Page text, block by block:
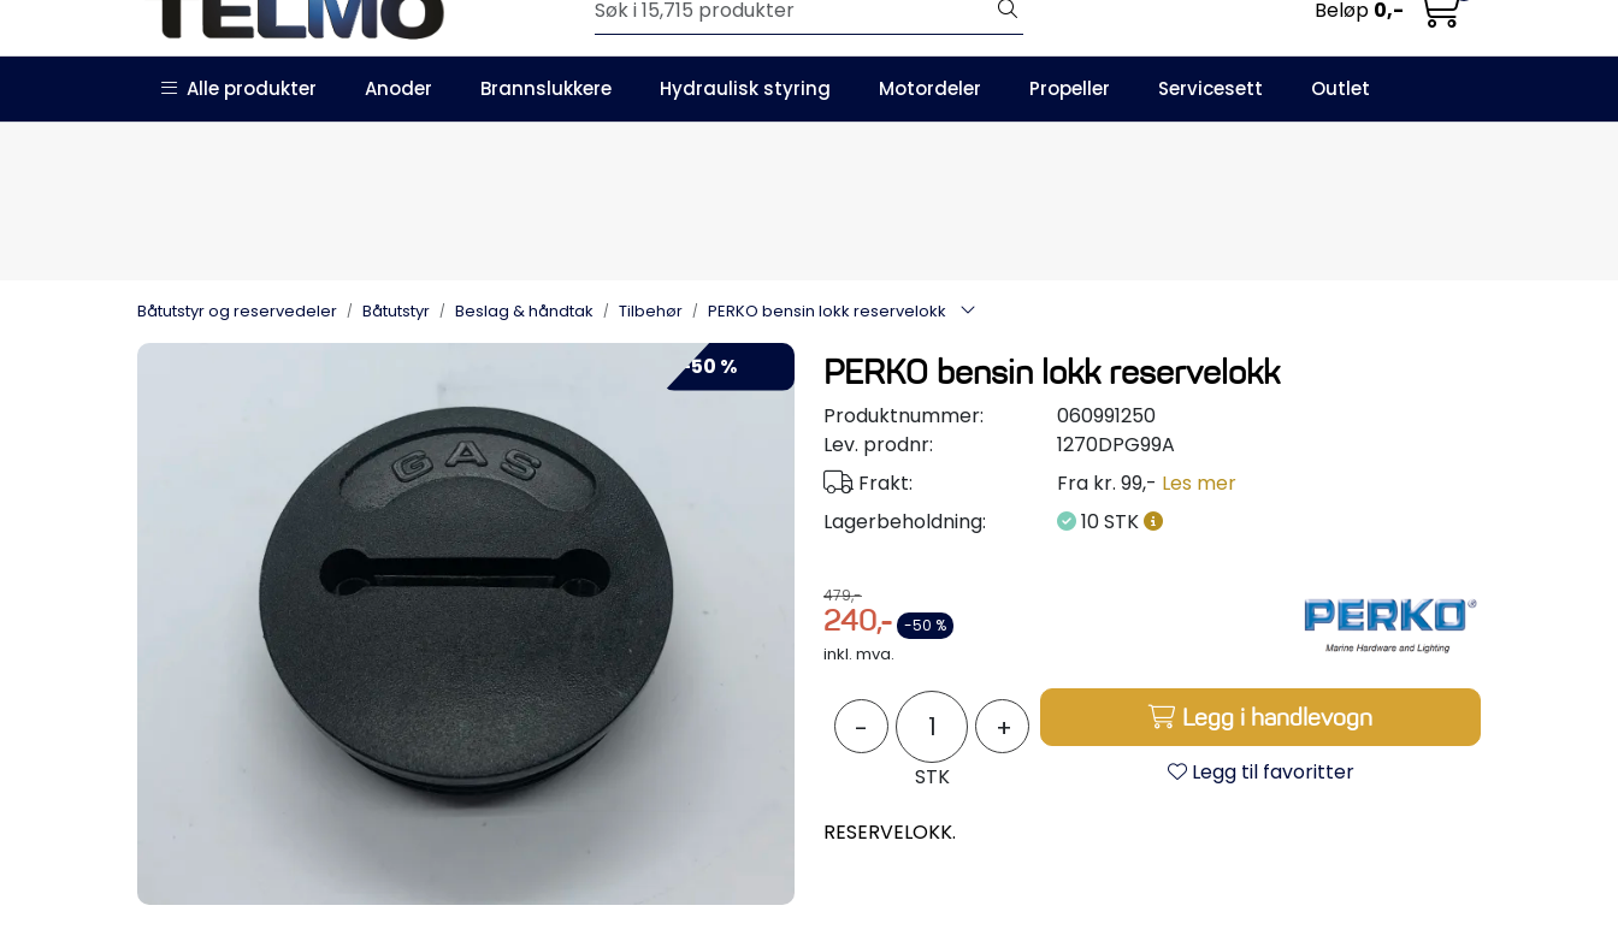
Outlet
Trustpilot | Forhandlersøknad | Våre kataloger NO Infosenter Favoritter
Beløp 0,-
Alle produkter Anoder Brannslukkere Hydraulisk styring Motordeler Propeller Servicesett Outlet
Båtutstyr og reservedeler Båtutstyr Beslag & håndtak Tilbehør PERKO bensin lokk reservelokk
-50 % PERKO bensin lokk reservelokk
Produktnummer:
060991250
Lev. prodnr:
1270DPG99A
Frakt:
Fra kr. 99,- Les mer
Lagerbeholdning:
10 STK
479,-
240,- -50 %
inkl. mva.
- +
STK
Legg i handlevogn
Legg til favoritter
RESERVELOKK.